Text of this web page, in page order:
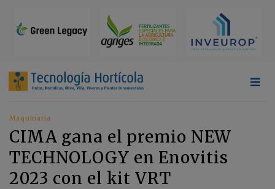
Maquinaria
CIMA gana el premio NEW
TECHNOLOGY en Enovitis
2023 con el kit VRT